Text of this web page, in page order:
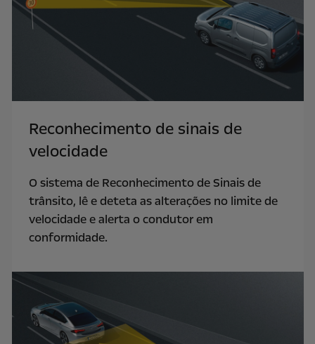
Reconhecimento de sinais de
velocidade
O sistema de Reconhecimento de Sinais de
trânsito, lê e deteta as alterações no limite de
velocidade e alerta o condutor em
conformidade.